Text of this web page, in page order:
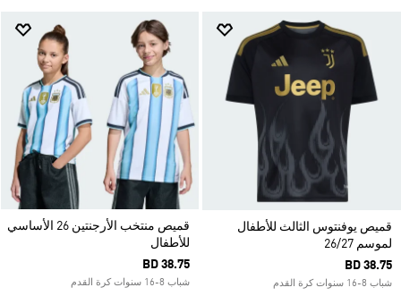
قميص يوفنتوس الثالث للأطفال
لموسم 26/27
BD 38.75
شباب 8-16 سنوات كرة القدم
قميص منتخب الأرجنتين 26 الأساسي
للأطفال
BD 38.75
شباب 8-16 سنوات كرة القدم